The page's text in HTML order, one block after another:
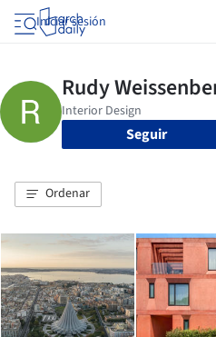
Iniciar sesión
Seguir
Ordenar